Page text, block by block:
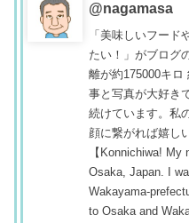
@nagamasa
「美味しいフード
たい！」がブログ
離が約175000キロ
事と写真が大好き
続けています。私
顔に繋がれば嬉し
【Konnichiwa!
Osaka, Japan. I
Wakayama-
to Osaka and